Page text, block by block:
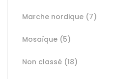
Marche nordique (7)
Mosaïque (5)
Non classé (18)